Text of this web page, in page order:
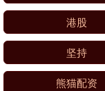
港股
坚持
熊猫配资